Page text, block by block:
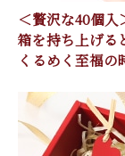
＜贅沢な40個入
箱を持ち上げる
くるめく至福の